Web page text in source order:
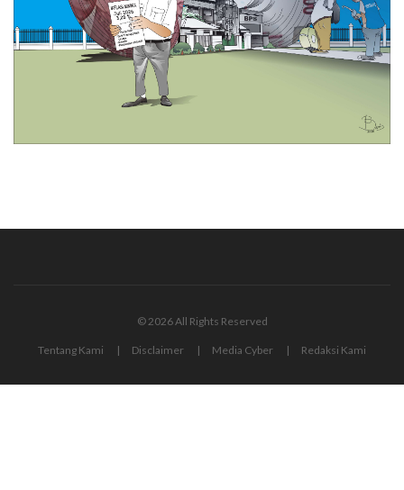
© 2026 All Rights Reserved
Tentang Kami Disclaimer Media Cyber Redaksi Kami